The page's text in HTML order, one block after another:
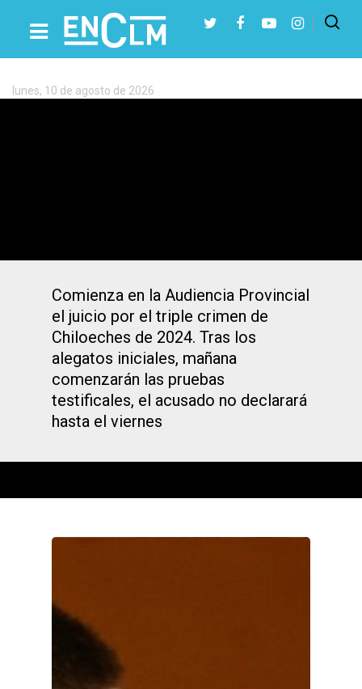
Etiqueta:
robo
Presiona Intro para buscar o ESC para cerrar
lunes, 10 de agosto de 2026
Comienza en la Audiencia Provincial
el juicio por el triple crimen de
Chiloeches de 2024. Tras los
alegatos iniciales, mañana
comenzarán las pruebas
testificales, el acusado no declarará
hasta el viernes